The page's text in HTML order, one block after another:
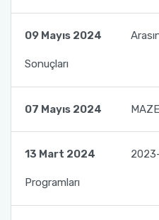
09 Mayıs 2024
Sonuçları
07 Mayıs 2024
13 Mart 2024
Programları
Komisyonu
Yönetim ve Organizasyon
Uzaktan Eğitim Rehberleri
Mezuniyet İşlemleri
SSS